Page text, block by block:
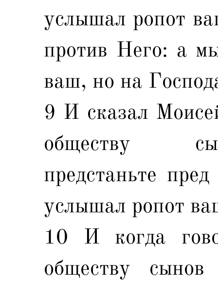
услышал ропот
против Него: а
ваш, но на
9 И сказал
обществу
предстаньте
услышал ропот
10 И когда
обществу